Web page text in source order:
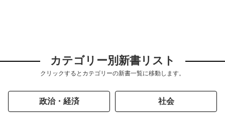
カテゴリー別新書リスト
クリックするとカテゴリーの新書一覧に移動します。
政治・経済 社会